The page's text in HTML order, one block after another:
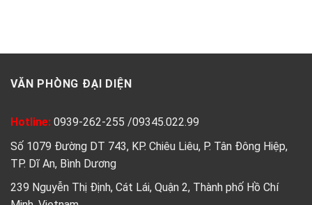
VĂN PHÒNG ĐẠI DIỆN
Hotline: 0939-262-255 /09345.022.99
Số 1079 Đường DT 743, KP. Chiêu Liêu, P. Tân Đông Hiệp,
TP. Dĩ An, Bình Dương
239 Nguyễn Thị Định, Cát Lái, Quận 2, Thành phố Hồ Chí